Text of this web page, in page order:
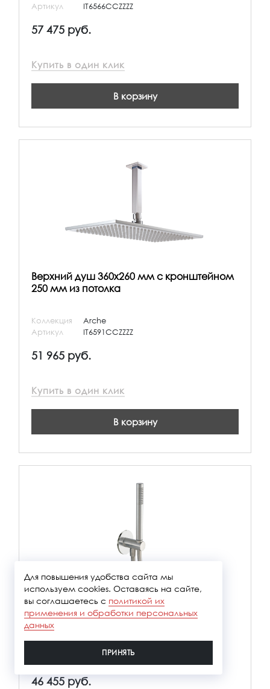
Артикул
IT6566CCZZZZ
57 475 руб.
Купить в один клик
В корзину
Верхний душ 360х260 мм с кронштейном
250 мм из потолка
Коллекция
Arche
Артикул
IT6591CCZZZZ
51 965 руб.
Купить в один клик
В корзину
Душевой комплект с держателем 5mm
RWIT2847IS20
46 455 руб.
Для повышения удобства сайта мы
используем cookies. Оставаясь на сайте,
вы соглашаетесь с политикой их
применения и обработки персональных
данных
ПРИНЯТЬ